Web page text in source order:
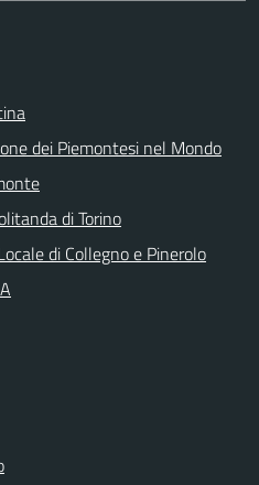
dei Piemontesi nel Mondo
di Torino
di Collegno e Pinerolo